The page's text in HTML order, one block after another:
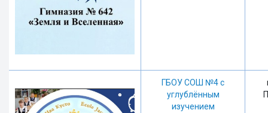
ГБОУ СОШ №4 с
углублённым
изучением